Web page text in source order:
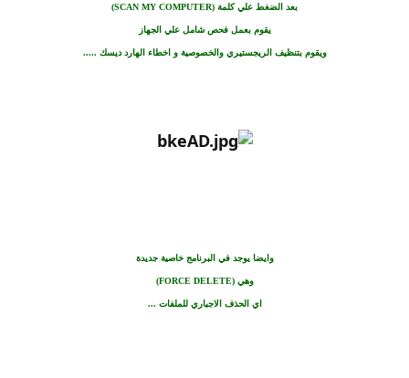
بعد الضغط علي كلمة ( SCAN MY COMPUTER
)
يقوم بعمل فحص شامل علي الجهاز
ويقوم بتنظيف الريجستيري والخصوصية و اخطاء الهارد ديسك .....
وايضا يوجد في البرنامج خاصية جديدة
وهي (FORCE DELETE
)
اي الحذف الاجباري للملفات ...